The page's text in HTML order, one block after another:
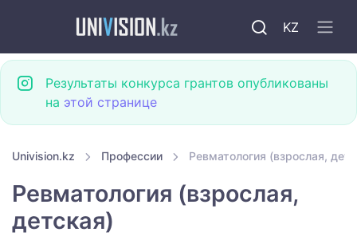
KZ
Результаты конкурса грантов опубликованы
на этой странице
Univision.kz Профессии Ревматология (взрослая,
Ревматология (взрослая,
детская)